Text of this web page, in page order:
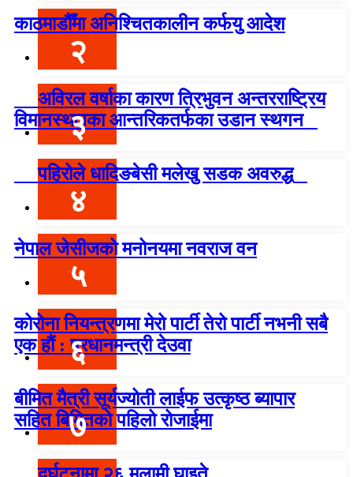
काठमाडौँमा अनिश्चितकालीन कर्फयु आदेश
२
अविरल वर्षाका कारण त्रिभुवन अन्तरराष्ट्रिय
विमानस्थलका आन्तरिकतर्फका उडान स्थगन
३
पहिरोले धादिङबेसी मलेखु सडक अवरुद्ध
४
नेपाल जेसीजको मनोनयमा नवराज वन
५
कोरोना नियन्त्रणमा मेरो पार्टी तेरो पार्टी नभनी सबै
एक हौं : प्रधानमन्त्री देउवा
६
बीमित मैत्री सूर्यज्योती लाईफ उत्कृष्ठ ब्यापार
सहित बिमितको पहिलो रोजाईमा
७